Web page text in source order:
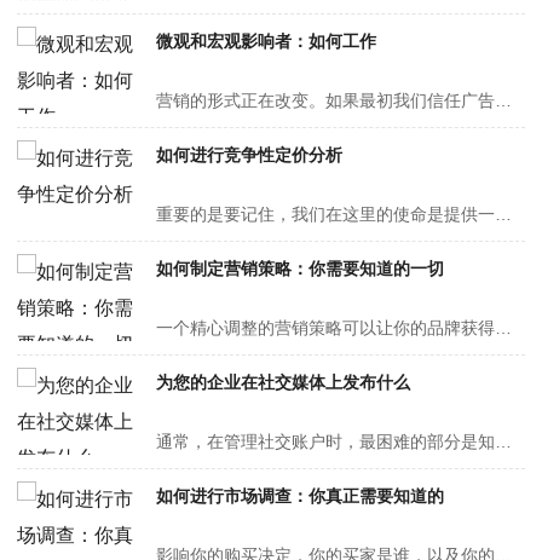
微观和宏观影响者：如何工作
如何进行竞争性定价分析
如何制定营销策略：你需要知道的一切
为您的企业在社交媒体上发布什么
如何进行市场调查：你真正需要知道的